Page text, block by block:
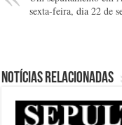
sexta-feira, dia 22 de
Notícias relacionadas